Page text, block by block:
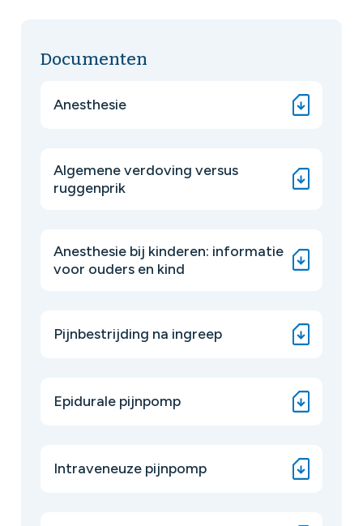
Documenten
Anesthesie
Algemene verdoving versus
ruggenprik
Anesthesie bij kinderen: informatie
voor ouders en kind
Pijnbestrijding na ingreep
Epidurale pijnpomp
Intraveneuze pijnpomp